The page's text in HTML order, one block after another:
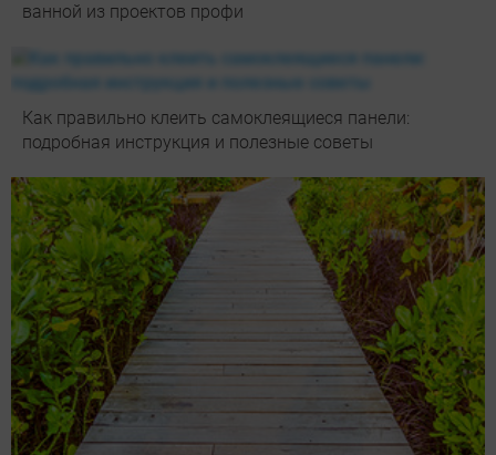
ванной из проектов профи
Как правильно клеить самоклеящиеся панели:
подробная инструкция и полезные советы